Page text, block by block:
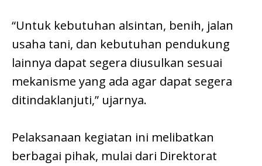
“Untuk kebutuhan alsintan, benih, jalan
usaha tani, dan kebutuhan pendukung
lainnya dapat segera diusulkan sesuai
mekanisme yang ada agar dapat segera
ditindaklanjuti,” ujarnya.
Pelaksanaan kegiatan ini melibatkan
berbagai pihak, mulai dari Direktorat